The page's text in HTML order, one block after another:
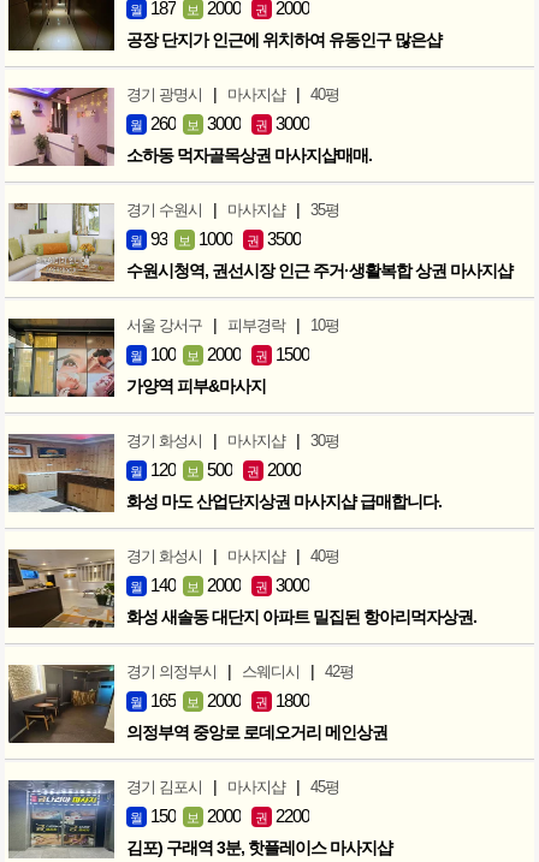
월 187 보 2000 권 2000
공장 단지가 인근에 위치하여 유동인구 많은샵
경기 광명시 | 마사지샵 | 40평
월 260 보 3000 권 3000
소하동 먹자골목상권 마사지샵매매.
경기 수원시 | 마사지샵 | 35평
월 93 보 1000 권 3500
수원시청역, 권선시장 인근 주거·생활복합 상권 마사지샵
서울 강서구 | 피부경락 | 10평
월 100 보 2000 권 1500
가양역 피부&마사지
경기 화성시 | 마사지샵 | 30평
월 120 보 500 권 2000
화성 마도 산업단지상권 마사지샵 급매합니다.
경기 화성시 | 마사지샵 | 40평
월 140 보 2000 권 3000
화성 새솔동 대단지 아파트 밀집된 항아리먹자상권.
경기 의정부시 | 스웨디시 | 42평
월 165 보 2000 권 1800
의정부역 중앙로 로데오거리 메인상권
경기 김포시 | 마사지샵 | 45평
월 150 보 2000 권 2200
김포) 구래역 3분, 핫플레이스 마사지샵